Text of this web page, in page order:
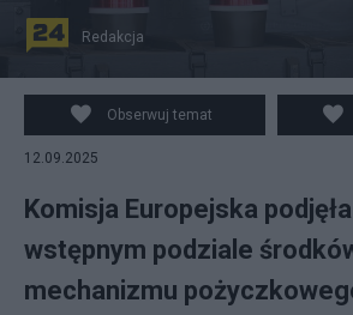
Redakcja
Obserwuj temat
12.09.2025
Komisja Europejska
wstępnym podziale
mechanizmu